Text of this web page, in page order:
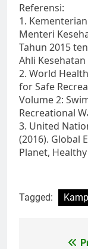
Referensi:
1.
Menteri
Tahun 2015
Ahli
2. World
for Safe
Volume 2:
Recreational
3. United
(2016). Global
Planet,
Tagged: